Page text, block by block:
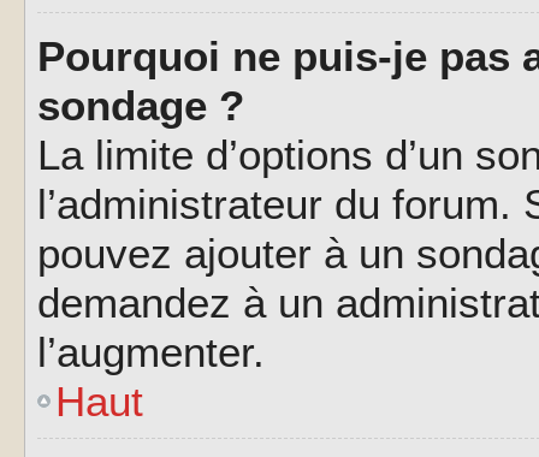
Pourquoi ne puis-je pas
sondage ?
La limite d’options d’un
l’administrateur du forum.
pouvez ajouter à un
demandez à un
l’augmenter.
Haut